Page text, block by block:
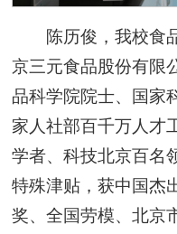
陈历俊，我校食
京三元食品股份有限
品科学院院士、国家
家人社部百千万人才
学者、科技北京百名
特殊津贴，获中国杰
奖、全国劳模、北京